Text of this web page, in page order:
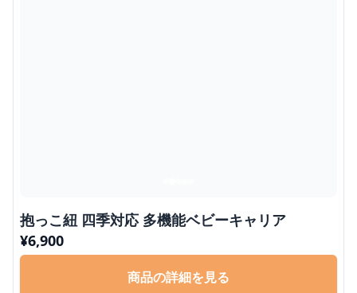
抱っこ紐 四季対応 多機能ベビーキャリア
¥6,900
商品の詳細を見る